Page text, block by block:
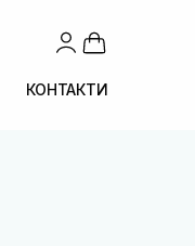
КОНТАКТИ